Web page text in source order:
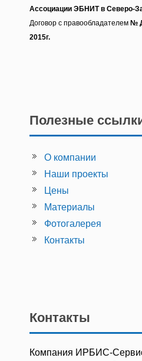
Ассоциации ЭБНИТ в Северо-
Договор с правообладателем №
2015г.
Полезные
О компании
Наши проекты
Цены
Материалы
Фотогалерея
Контакты
Контакты
Компания ИРБИС-